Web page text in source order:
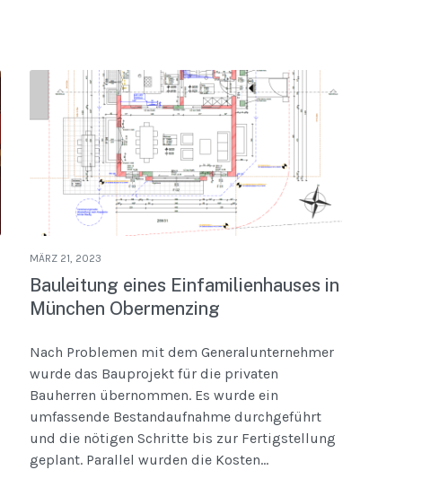
MÄRZ 21, 2023
Bauleitung eines Einfamilienhauses in
München Obermenzing
Nach Problemen mit dem Generalunternehmer
wurde das Bauprojekt für die privaten
Bauherren übernommen. Es wurde ein
umfassende Bestandaufnahme durchgeführt
und die nötigen Schritte bis zur Fertigstellung
geplant. Parallel wurden die Kosten...